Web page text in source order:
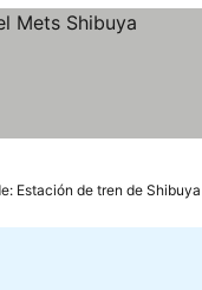
Estación de tren de Shibuya